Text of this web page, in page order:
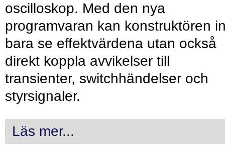
oscilloskop. Med den nya
programvaran kan konstruktören
bara se effektvärdena utan också
direkt koppla avvikelser till
transienter, switchhändelser och
styrsignaler.
Läs mer...